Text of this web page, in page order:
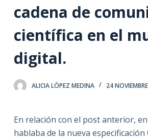
o
n
e
cadena de
científica en el
digital.
ALICIA LÓPEZ MEDINA 24
En relación con el post anterior,
hablaba de la nueva especificación